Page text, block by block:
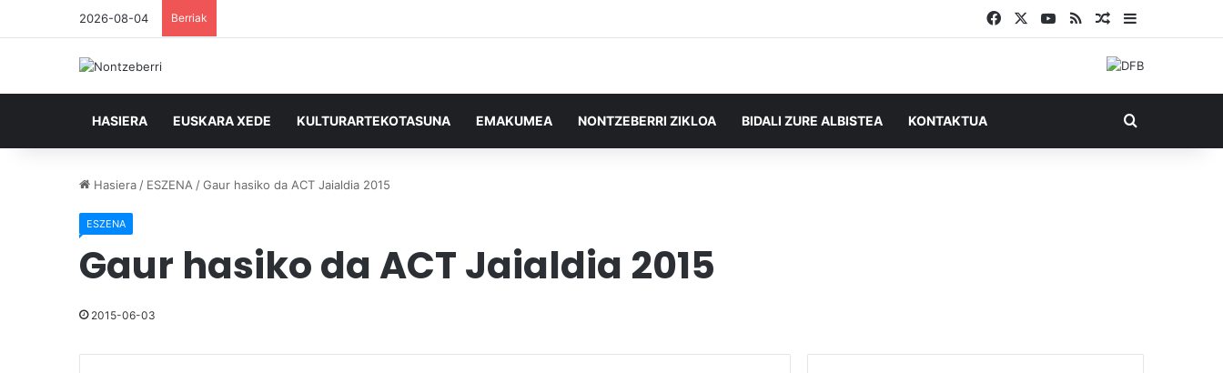
2026-08-04 Berriak Facebook YouTube
RSS Ausazko
HASIERA EUSKARA XEDE KULTURARTEKOTASUNA EMAKUMEA NONTZEBERRI ZIKLOA BIDALI ZURE ALBISTEA KONTAKTUA Bilatu
Hasiera / ESZENA /Gaur hasiko da ACT Jaialdia 2015
ESZENA
Gaur hasiko da ACT Jaialdia 2015
2015-06-03